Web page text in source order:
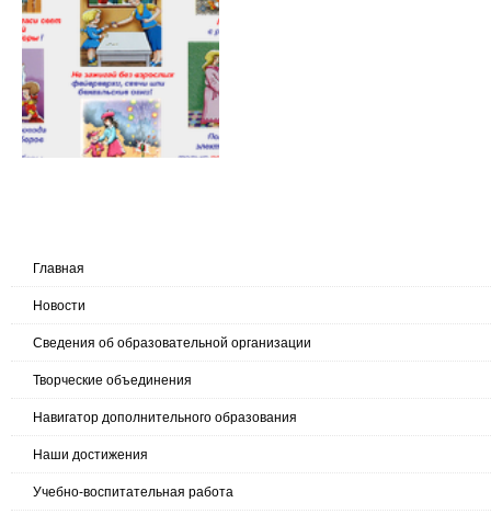
Главная
Новости
Сведения об образовательной организации
Творческие объединения
Навигатор дополнительного образования
Наши достижения
Учебно-воспитательная работа